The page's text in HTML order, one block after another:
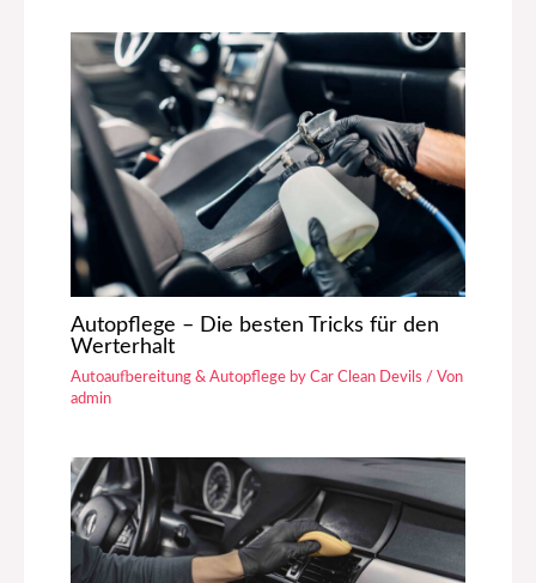
Autopflege – Die besten Tricks für den
Werterhalt
Autoaufbereitung & Autopflege by Car Clean Devils / Von
admin